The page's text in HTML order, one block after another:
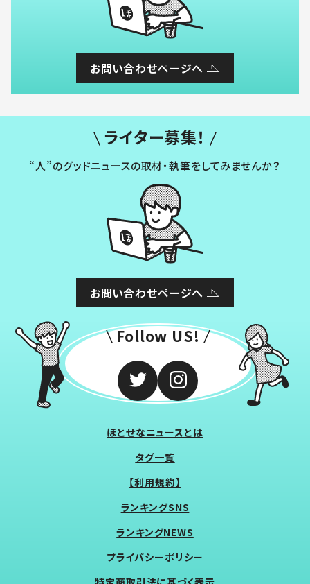
お問い合わせページへ
ライター募集！
“人”のグッドニュースの取材・執筆をしてみませんか？
お問い合わせページへ
Follow US!
ほとせなニュースとは
タグ一覧
【利用規約】
ランキングSNS
ランキングNEWS
プライバシーポリシー